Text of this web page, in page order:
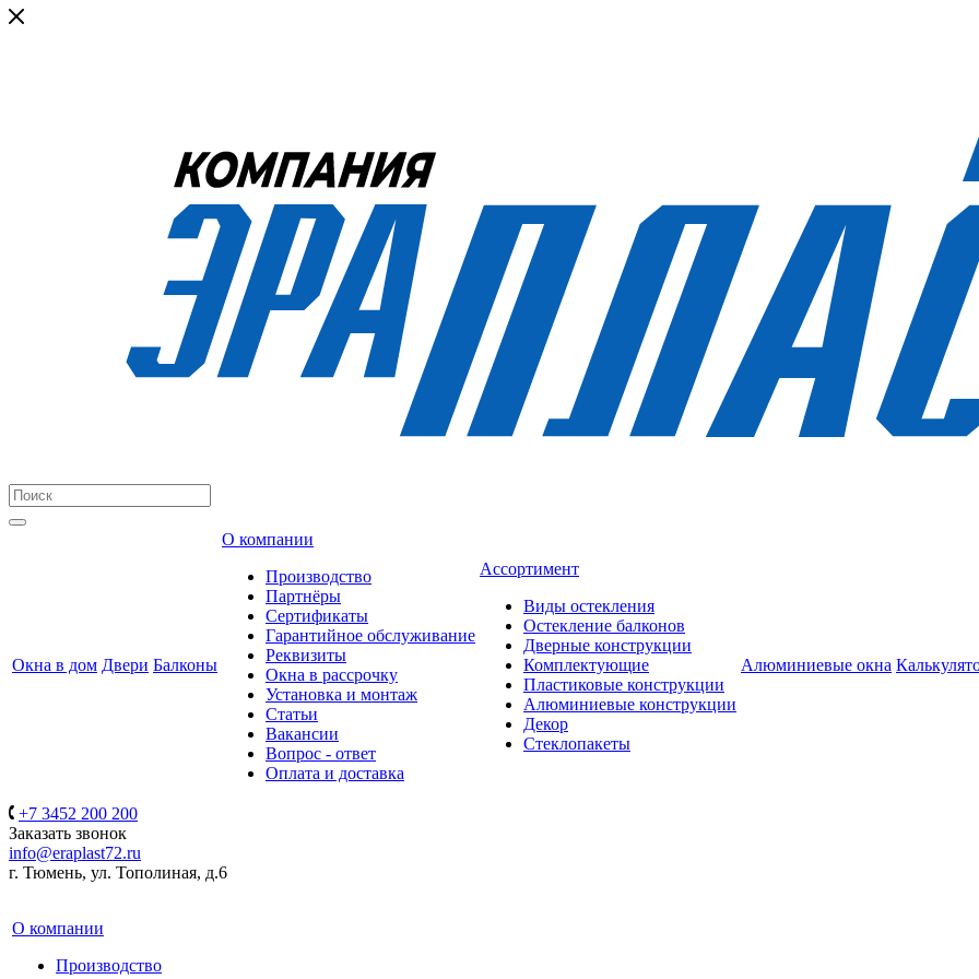
Окна в дом Двери Балконы
О компании
Производство
Партнёры
Сертификаты
Гарантийное обслуживание
Реквизиты
Окна в рассрочку
Установка и монтаж
Статьи
Вакансии
Вопрос - ответ
Оплата и доставка
Ассортимент
Виды остекления
Остекление балконов
Дверные конструкции
Комплектующие
Пластиковые конструкции
Алюминиевые конструкции
Декор
Стеклопакеты
Алюминиевые окна
+7 3452 200 200
Заказать звонок
info@eraplast72.ru
г. Тюмень, ул. Тополиная, д.6
О компании
Производство